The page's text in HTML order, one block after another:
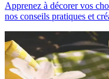
Apprenez à décorer vos
nos conseils pratiques et